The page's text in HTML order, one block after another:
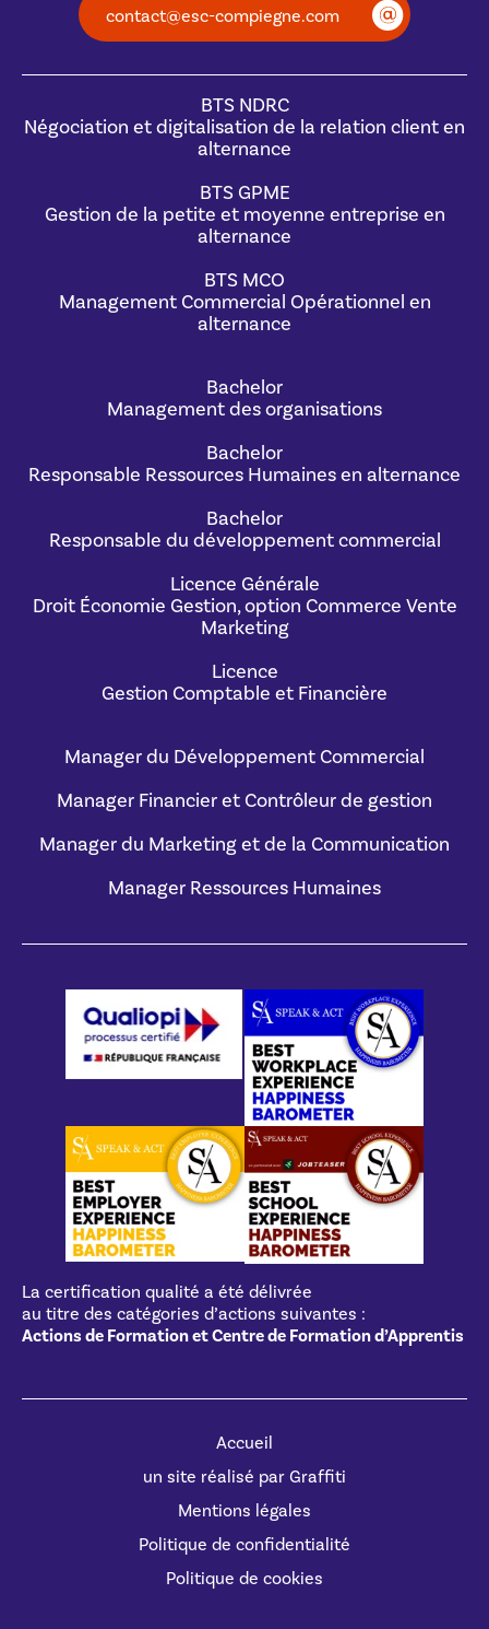
contact@esc-compiegne.com
BTS NDRC
Négociation et digitalisation de la relation client en
alternance
BTS GPME
Gestion de la petite et moyenne entreprise en
alternance
BTS MCO
Management Commercial Opérationnel en
alternance
Bachelor
Management des organisations
Bachelor
Responsable Ressources Humaines en alternance
Bachelor
Responsable du développement commercial
Licence Générale
Droit Économie Gestion, option Commerce Vente
Marketing
Licence
Gestion Comptable et Financière
Manager du Développement Commercial
Manager Financier et Contrôleur de gestion
Manager du Marketing et de la Communication
Manager Ressources Humaines
La certification qualité a été délivrée
au titre des catégories d’actions suivantes :
Actions de Formation et Centre de Formation d’Apprentis
Accueil
un site réalisé par Graffiti
Mentions légales
Politique de confidentialité
Politique de cookies